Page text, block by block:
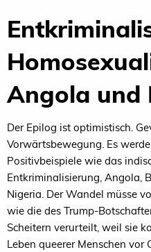
Angola und
Der Epilog ist optimistisch.
Vorwärtsbewegung. Es
Positivbeispiele wie das
Entkriminalisierung, Angola,
Nigeria. Der Wandel müsse
wie die des Trump-
Scheitern verurteilt, weil sie
Leben queerer Menschen vor